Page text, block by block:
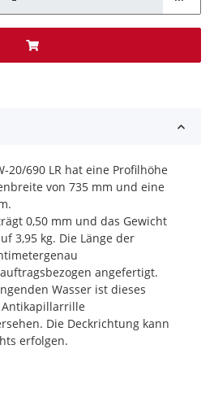
20/690 LR hat eine Profilhöhe
von 735 mm und eine
0,50 mm und das Gewicht
3,95 kg. Die Länge der
angefertigt.
Wasser ist dieses
Die Deckrichtung kann
erfolgen.